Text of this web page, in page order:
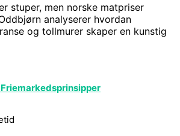
stuper, men norske matpriser
analyserer hvordan
og tollmurer skaper en kunstig